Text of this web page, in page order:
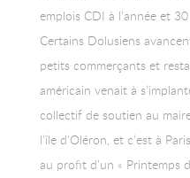
emplois CDI à l’année et
Certains Dolusiens
petits commerçants et
américain venait à
collectif de soutien au
l’île d’Oléron, et c’est à
au profit d’un « Printemps